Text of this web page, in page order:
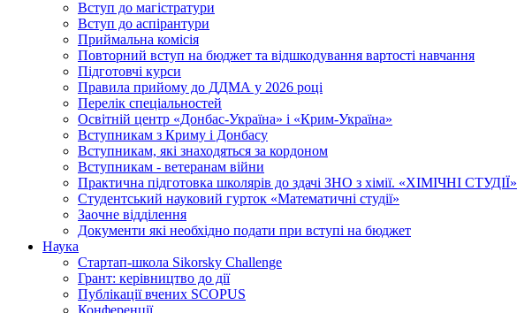
Вступ до магістратури
Вступ до аспірантури
Приймальна комісія
Повторний вступ на бюджет та відшкодування вартості навчання
Підготовчі курси
Правила прийому до ДДМА у 2026 році
Перелік спеціальностей
Освітній центр «Донбас-Україна» і «Крим-Україна»
Вступникам з Криму і Донбасу
Вступникам, які знаходяться за кордоном
Вступникам - ветеранам війни
Практична підготовка школярів до здачі ЗНО з хімії. «ХІМІЧНІ СТУДІЇ»
Студентський науковий гурток «Математичні студії»
Заочне відділення
Документи які необхідно подати при вступі на бюджет
Наука
Стартап-школа Sikorsky Challenge
Грант: керівництво до дії
Публікації вчених SCOPUS
Конференції